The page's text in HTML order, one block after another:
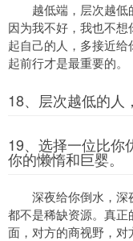
越低端，层次越低
因为我不好，我也不
起自己的人，多接近
起前行才是最重要的。
18、层次越低的人
19、选择一位比你
你的懒惰和巨婴。
深夜给你倒水，
都不是稀缺资源。真
面，对方的商视野，对